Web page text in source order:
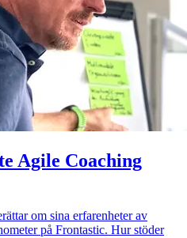
Agile Coaching
om sina erfarenheter av
på Frontastic. Hur stöder